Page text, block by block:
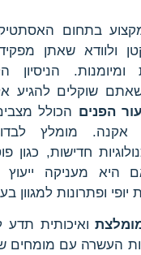
בתחום
ולוודא שאתן
ומיומנות.
שוקלים להגיע
הפנים הכולל
אקנה. מומלץ
חדישות, כגון
היא מעניקה ייעוץ
ופתרונות למגוון
ואיכותית תדע
העשרה עם מומחים